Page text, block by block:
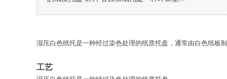
湿压白色纸托是一种经过染色处理的纸质托盘，通常由白色纸板
工艺